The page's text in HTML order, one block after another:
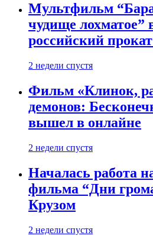
Мультфильм
чудище лохматое”
российский
2 недели спустя
Фильм «Клинок,
демонов:
вышел в онлайне
2 недели спустя
Началась работа
фильма “Дни
Крузом
2 недели спустя